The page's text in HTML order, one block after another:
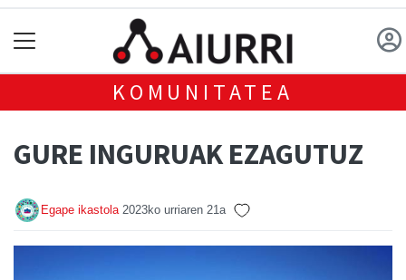
KOMUNITATEA
GURE INGURUAK EZAGUTUZ
Egape ikastola 2023ko urriaren 21a